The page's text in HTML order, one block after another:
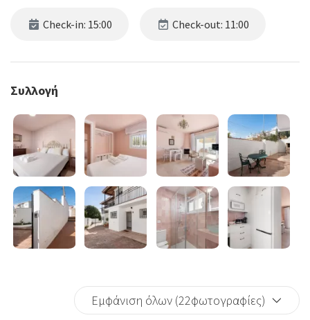
Check-in: 15:00 Check-out: 11:00
Συλλογή
Εμφάνιση όλων (22φωτογραφίες)